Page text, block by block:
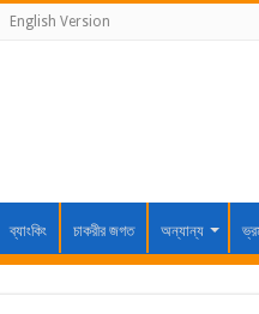
English Version
ব্যাংকিং চাকরীর জগত অন্যান্য